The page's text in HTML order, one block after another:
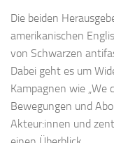
Die beiden
amerikanischen
von Schwarzen
Dabei geht es um
Kampagnen wie „We
Bewegungen und
Akteur:innen und